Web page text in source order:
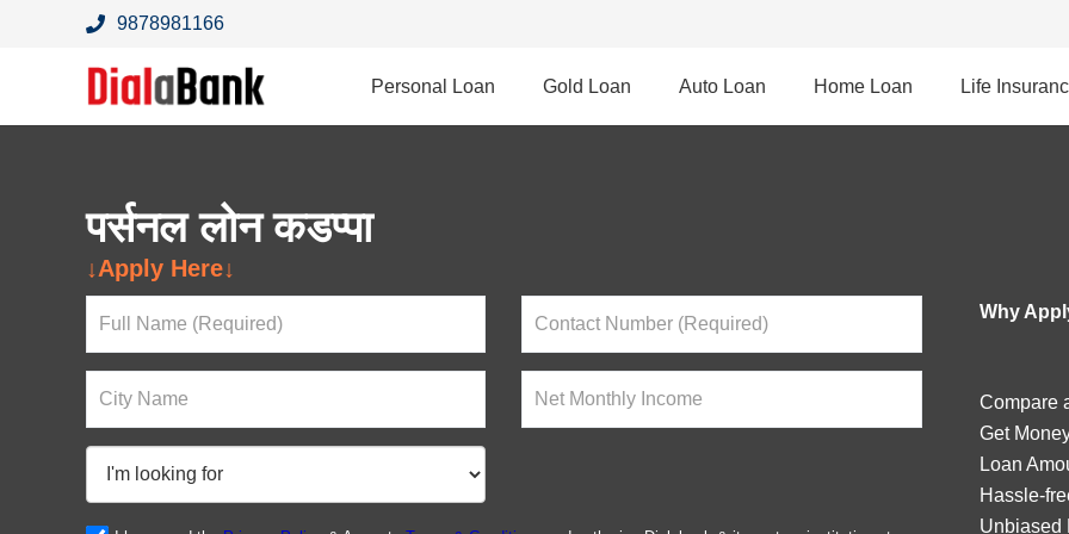
9878981166
Personal Loan Gold Loan Auto Loan Home Loan Life
पर्सनल लोन कडप्पा
Looking For a Loan?
↓Apply Here↓
Why
Compare
Get
Loan
Hassle-
Unbiased